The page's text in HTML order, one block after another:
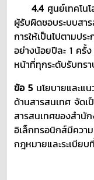
4.4 ศูนย์เทคโน
ผู้รับผิดชอบระบบสา
การให้เป็นไปตามป
อย่างน้อยปีละ 1 ครั้
หน้าที่ทุกระดับรับทร
ข้อ 5 นโยบายและแ
ด้านสารสนเทศ จัดเ
สารสนเทศของสำนั
อิเล็กทรอนิกส์มีควา
กฎหมายและระเบียบ